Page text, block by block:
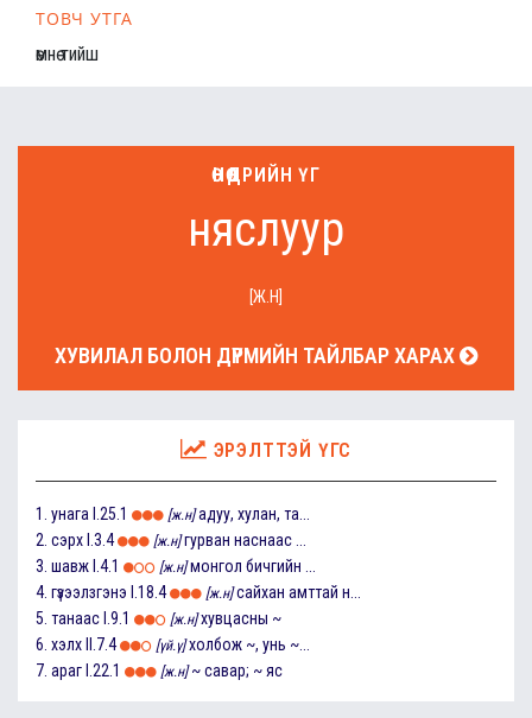
ТОВЧ УТГА
өмнө тийш
ӨНӨӨДРИЙН ҮГ
няслуур
[Ж.Н]
ХУВИЛАЛ БОЛОН ДҮРМИЙН ТАЙЛБАР ХАРАХ
ЭРЭЛТТЭЙ ҮГС
1. унага I.25.1 [ж.н] адуу, хулан, та...
2. сэрх I.3.4 [ж.н] гурван наснаас ...
3. шавж I.4.1 [ж.н] монгол бичгийн ...
4. гүзээлзгэнэ I.18.4 [ж.н] сайхан амттай н...
5. танаас I.9.1 [ж.н] хувцасны ~
6. хэлх II.7.4 [үй.ү] холбож ~, унь ~...
7. араг I.22.1 [ж.н] ~ савар; ~ яс